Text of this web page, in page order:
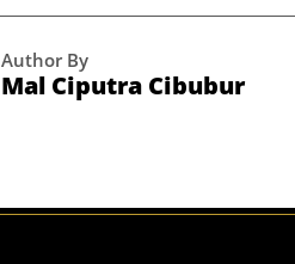
Author By
Mal Ciputra Cibubur